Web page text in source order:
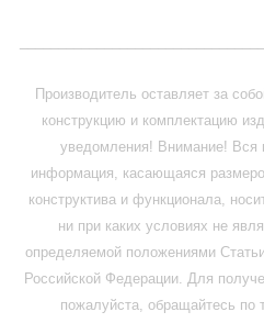
Производитель оставляет за
конструкцию и комплектацию
уведомления! Внимание! Вся
информация, касающаяся
конструктива и функционала,
ни при каких условиях не
определяемой положениями
Российской Федерации. Для
пожалуйста, обращайтесь по